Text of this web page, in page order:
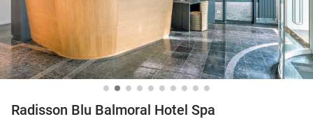
Radisson Blu Balmoral Hotel Spa